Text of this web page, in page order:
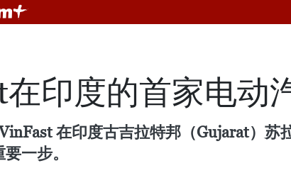
印度的首家电动
在印度古吉拉特邦（Gujarat）
一步。